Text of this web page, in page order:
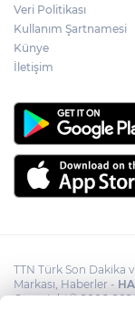
Veri Politikası
Kullanım Şartnamesi
Künye
İletişim
TTN Türk Son Dakika
Markası, Haberler -
Copyright© 2006-2026